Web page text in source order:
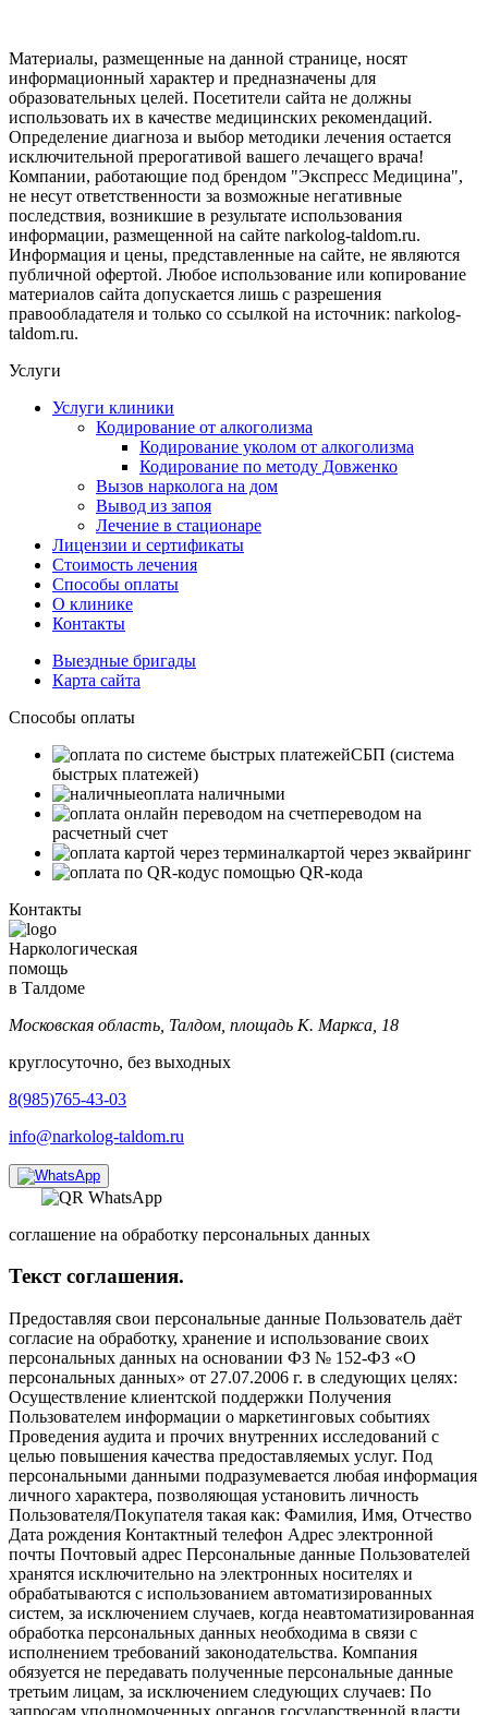
Материалы, размещенные на данной странице, носят
информационный характер и предназначены для
образовательных целей. Посетители сайта не должны
использовать их в качестве медицинских рекомендаций.
Определение диагноза и выбор методики лечения остается
исключительной прерогативой вашего лечащего врача!
Компании, работающие под брендом "Экспресс Медицина",
не несут ответственности за возможные негативные
последствия, возникшие в результате использования
информации, размещенной на сайте narkolog-taldom.ru.
Информация и цены, представленные на сайте, не являются
публичной офертой. Любое использование или копирование
материалов сайта допускается лишь с разрешения
правообладателя и только со ссылкой на источник: narkolog-
taldom.ru.
Услуги
Услуги клиники
Кодирование от алкоголизма
Кодирование уколом от алкоголизма
Кодирование по методу Довженко
Вызов нарколога на дом
Вывод из запоя
Лечение в стационаре
Лицензии и сертификаты
Стоимость лечения
Способы оплаты
О клинике
Контакты
Выездные бригады
Карта сайта
Способы оплаты
СБП (система
быстрых платежей)
оплата наличными
переводом на
расчетный счет
картой через эквайринг
с помощью QR-кода
Контакты
Наркологическая
помощь
в Талдоме
Московская область, Талдом, площадь К. Маркса, 18
круглосуточно, без выходных
8(985)765-43-03
info@narkolog-taldom.ru
соглашение на обработку персональных данных
Текст соглашения.
Предоставляя свои персональные данные Пользователь даёт
согласие на обработку, хранение и использование своих
персональных данных на основании ФЗ № 152-ФЗ «О
персональных данных» от 27.07.2006 г. в следующих целях:
Осуществление клиентской поддержки Получения
Пользователем информации о маркетинговых событиях
Проведения аудита и прочих внутренних исследований с
целью повышения качества предоставляемых услуг. Под
персональными данными подразумевается любая информация
личного характера, позволяющая установить личность
Пользователя/Покупателя такая как: Фамилия, Имя, Отчество
Дата рождения Контактный телефон Адрес электронной
почты Почтовый адрес Персональные данные Пользователей
хранятся исключительно на электронных носителях и
обрабатываются с использованием автоматизированных
систем, за исключением случаев, когда неавтоматизированная
обработка персональных данных необходима в связи с
исполнением требований законодательства. Компания
обязуется не передавать полученные персональные данные
третьим лицам, за исключением следующих случаев: По
запросам уполномоченных органов государственной власти